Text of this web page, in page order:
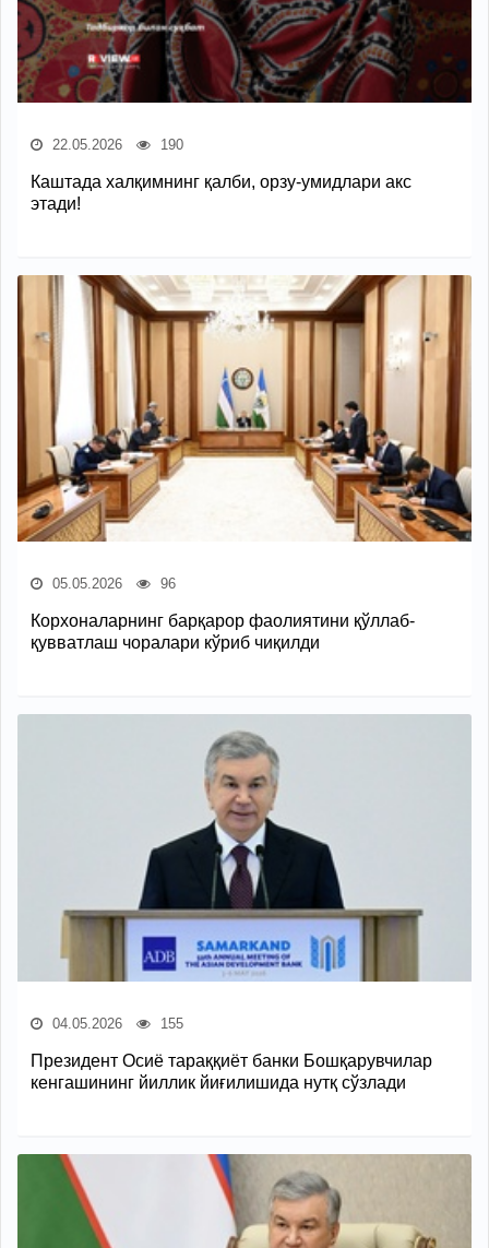
22.05.2026 190
Каштада халқимнинг қалби, орзу-умидлари акс
этади!
05.05.2026 96
Корхоналарнинг барқарор фаолиятини қўллаб-
қувватлаш чоралари кўриб чиқилди
04.05.2026 155
Президент Осиё тараққиёт банки Бошқарувчилар
кенгашининг йиллик йиғилишида нутқ сўзлади